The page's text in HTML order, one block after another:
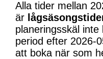
Alla tider mellan
är
planeringsskäl
period efter 2026-
att boka när som